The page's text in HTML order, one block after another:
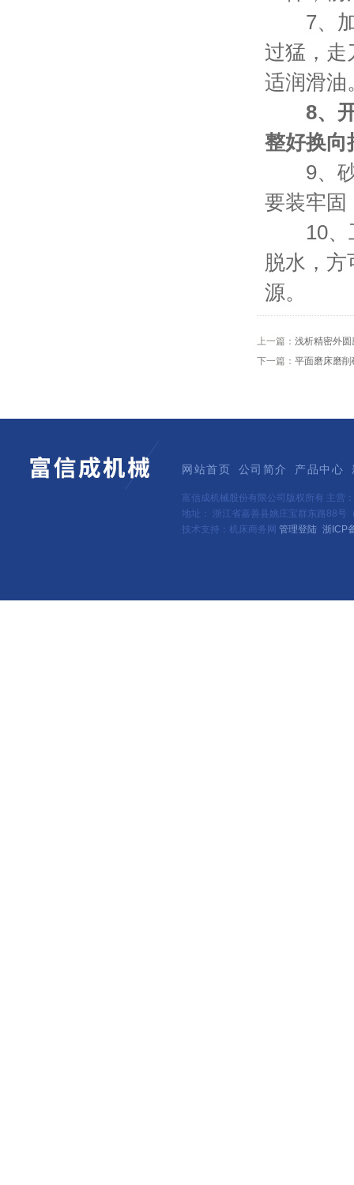
7、加
过猛，走
适润滑油
8、
整好换向
9、砂
要装牢固
10、工
脱水，
源。
上一篇： 浅析精密外
下一篇： 平面磨床磨
网站首页 公司简介 产品中心
富信成机械股份有限公司版权所有 主营：
地址： 浙江省嘉善县姚庄宝群东路88号
技术支持：机床商务网 管理登陆 浙ICP